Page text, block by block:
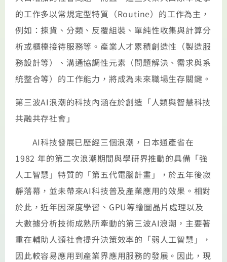
的工作多以常規定型特質（Routine）的工作為主，
例如：揀貨、分類、反覆組裝、單純性收集與計算分
析或櫃檯接待服務等。產業人才累積創造性（製造服
務設計等）、溝通協調性元素（問題解決、需求與系
統整合等）的工作能力，將成為未來職場生存關鍵。
第三波AI浪潮的科技內涵在於創造「人類與智慧科技
共融共存社會」
AI科技發展已歷經三個浪潮，日本通產省在
1982 年的第二次浪潮期間與學研界推動的具備「強
人工智慧」特質的「第五代電腦計畫」，於五年後寂
靜落幕，並未帶來AI科技普及產業應用的效果。相對
於此，近年因深度學習、GPU等繪圖晶片處理以及
大數據分析技術成熟所牽動的第三波AI浪潮，主要著
重在輔助人類社會提升決策效率的「弱人工智慧」，
因此較容易應用到產業界應用服務的發展。因此，現